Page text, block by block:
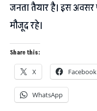
जनता तैयार है। इस अवसर
मौजूद रहे।
Share this:
X Facebook
WhatsApp